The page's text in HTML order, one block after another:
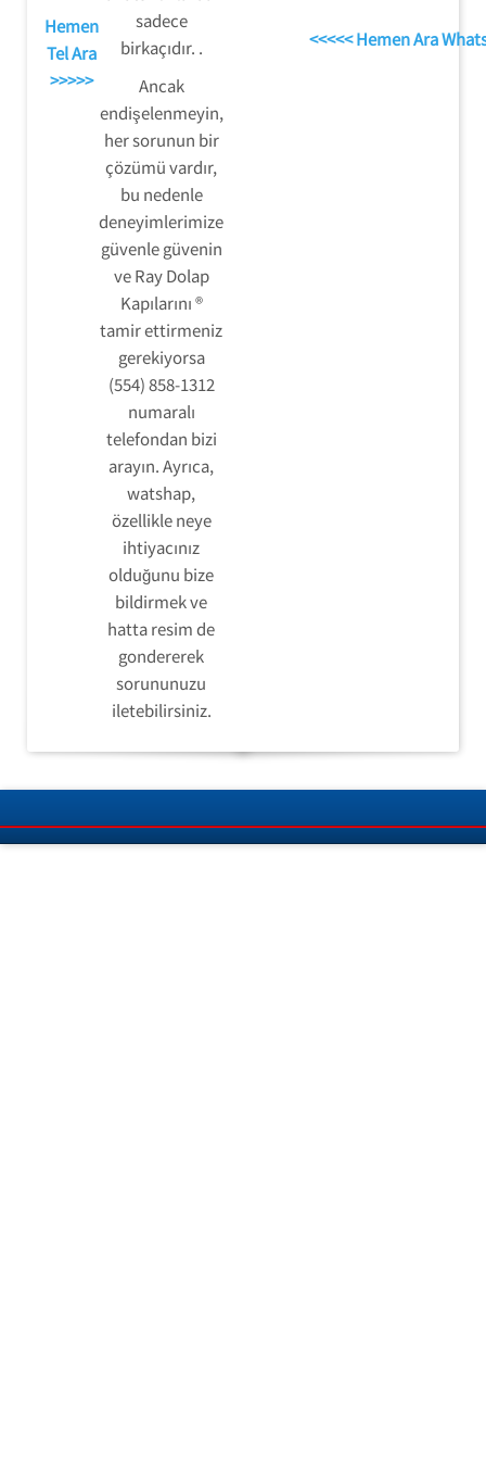
Hemen
Tel Ara
>>>>>
sadece
birkaçıdır. .
Ancak
endişelenmeyin,
her sorunun bir
çözümü vardır,
bu nedenle
deneyimlerimize
güvenle güvenin
ve Ray Dolap
Kapılarını ®
tamir ettirmeniz
gerekiyorsa
(554) 858-1312
numaralı
telefondan bizi
arayın. Ayrıca,
watshap,
özellikle neye
ihtiyacınız
olduğunu bize
bildirmek ve
hatta resim de
gondererek
sorununuzu
iletebilirsiniz.
<<<<< Hemen Ara